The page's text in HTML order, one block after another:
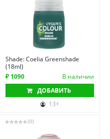
Shade: Coelia Greenshade
(18ml)
₽ 1090
В наличии
ДОБАВИТЬ
13+
(0)